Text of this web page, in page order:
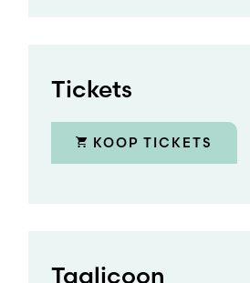
Tickets
KOOP TICKETS
Taalicoon